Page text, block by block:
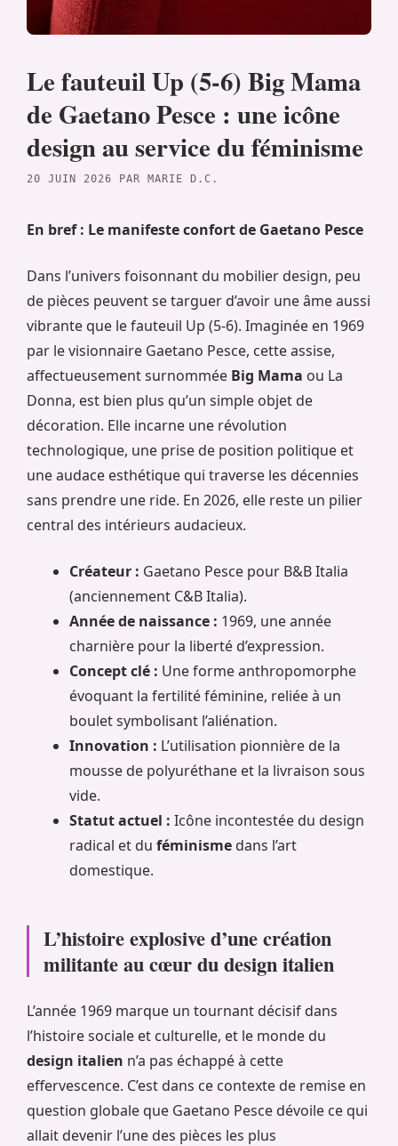
Le fauteuil Up (5-6) Big Mama
de Gaetano Pesce : une icône
design au service du féminisme
20 JUIN 2026 PAR MARIE D.C.
En bref : Le manifeste confort de Gaetano Pesce
Dans l’univers foisonnant du mobilier design, peu
de pièces peuvent se targuer d’avoir une âme aussi
vibrante que le fauteuil Up (5-6). Imaginée en 1969
par le visionnaire Gaetano Pesce, cette assise,
affectueusement surnommée Big Mama ou La
Donna, est bien plus qu’un simple objet de
décoration. Elle incarne une révolution
technologique, une prise de position politique et
une audace esthétique qui traverse les décennies
sans prendre une ride. En 2026, elle reste un pilier
central des intérieurs audacieux.
Créateur : Gaetano Pesce pour B&B Italia
(anciennement C&B Italia).
Année de naissance : 1969, une année
charnière pour la liberté d’expression.
Concept clé : Une forme anthropomorphe
évoquant la fertilité féminine, reliée à un
boulet symbolisant l’aliénation.
Innovation : L’utilisation pionnière de la
mousse de polyuréthane et la livraison sous
vide.
Statut actuel : Icône incontestée du design
radical et du féminisme dans l’art
domestique.
L’histoire explosive d’une création
militante au cœur du design italien
L’année 1969 marque un tournant décisif dans
l’histoire sociale et culturelle, et le monde du
design italien n’a pas échappé à cette
effervescence. C’est dans ce contexte de remise en
question globale que Gaetano Pesce dévoile ce qui
allait devenir l’une des pièces les plus